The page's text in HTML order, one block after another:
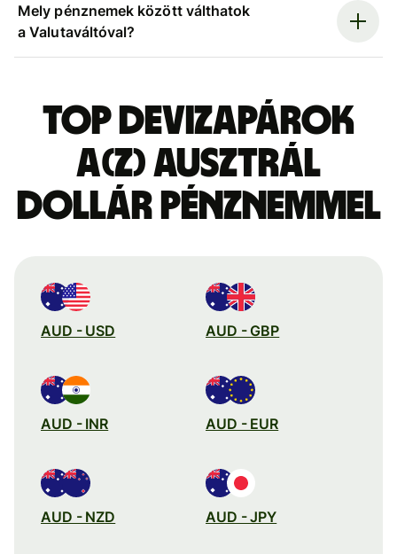
Mely pénznemek között válthatok
a Valutaváltóval?
Top devizapárok
a(z) ausztrál
dollár pénznemmel
AUD - USD AUD - GBP
AUD - INR AUD - EUR
AUD - NZD AUD - JPY